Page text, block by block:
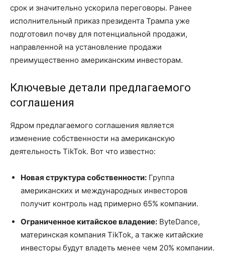
срок и значительно ускорила переговоры. Ранее
исполнительный приказ президента Трампа уже
подготовил почву для потенциальной продажи,
направленной на установление продажи
преимущественно американским инвесторам.
Ключевые детали предлагаемого
соглашения
Ядром предлагаемого соглашения является
изменение собственности на американскую
деятельность TikTok. Вот что известно:
Новая структура собственности: Группа
американских и международных инвесторов
получит контроль над примерно 65% компании.
Ограниченное китайское владение: ByteDance,
материнская компания TikTok, а также китайские
инвесторы будут владеть менее чем 20% компании.